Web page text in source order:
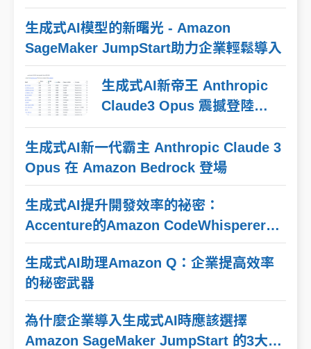
生成式AI模型的新曙光 - Amazon
SageMaker JumpStart助力企業輕鬆導入
生成式AI新帝王 Anthropic
Claude3 Opus 震撼登陸
生成式AI新一代霸主 Anthropic Claude 3
Opus 在 Amazon Bedrock 登場
生成式AI提升開發效率的祕密：
Accenture的Amazon CodeWhisperer實
戰解密
生成式AI助理Amazon Q：企業提高效率
的秘密武器
為什麼企業導入生成式AI時應該選擇
Amazon SageMaker JumpStart 的3大理